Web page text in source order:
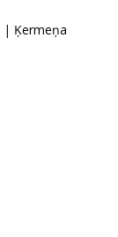
| Ķermeņa